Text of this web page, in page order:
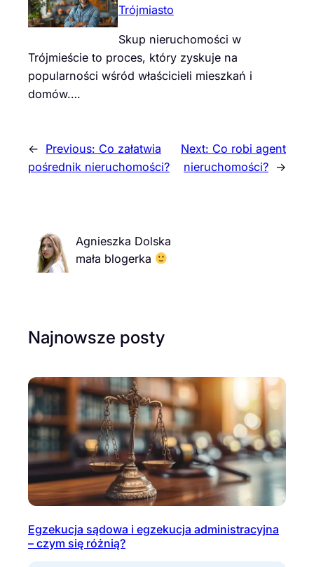
Trójmiasto
Skup nieruchomości w
Trójmieście to proces, który zyskuje na
popularności wśród właścicieli mieszkań i
domów.…
← Previous: Co załatwia
pośrednik nieruchomości?
Next: Co robi agent
nieruchomości? →
Agnieszka Dolska
mała blogerka
Najnowsze posty
Egzekucja sądowa i egzekucja administracyjna
– czym się różnią?